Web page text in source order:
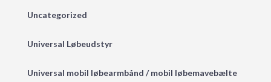
Uncategorized
Universal Løbeudstyr
Universal mobil løbearmbånd / mobil løbemavebælte